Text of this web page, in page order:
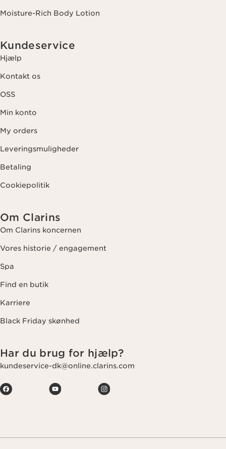
Moisture-Rich Body Lotion
Kundeservice
Hjælp
Kontakt os
OSS
Min konto
My orders
Leveringsmuligheder
Betaling
Cookiepolitik
Om Clarins
Om Clarins koncernen
Vores historie / engagement
Spa
Find en butik
Karriere
Black Friday skønhed
Har du brug for hjælp?
kundeservice-dk@online.clarins.com